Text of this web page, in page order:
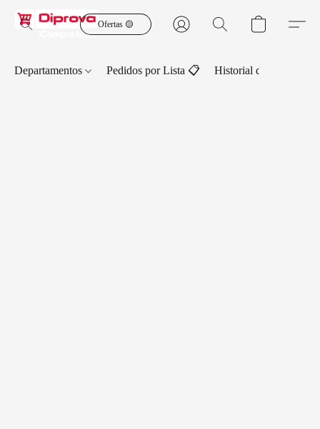
Ofertas 🟡
Departamentos Pedidos por Lista 📋 Historial de Pedidos